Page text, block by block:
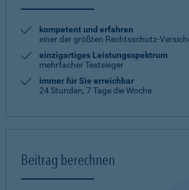
kompetent und erfahren
einer der größten Rechtsschutz-
einzigartiges Leistungsspektrum
mehrfacher Testsieger
immer für Sie erreichbar
24 Stunden, 7 Tage die Woche
Beitrag berechnen